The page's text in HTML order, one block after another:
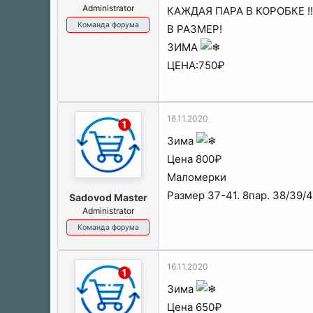
Administrator
Команда форума
КАЖДАЯ ПАРА В КОРОБКЕ !!
В РАЗМЕР!
ЗИМА
ЦЕНА:750₽
Sadovod Master
Administrator
Команда форума
16.11.2020
Зима
Цена 800₽
Маломерки
Размер 37-41. 8пар. 38/39/
16.11.2020
Зима
Цена 650₽